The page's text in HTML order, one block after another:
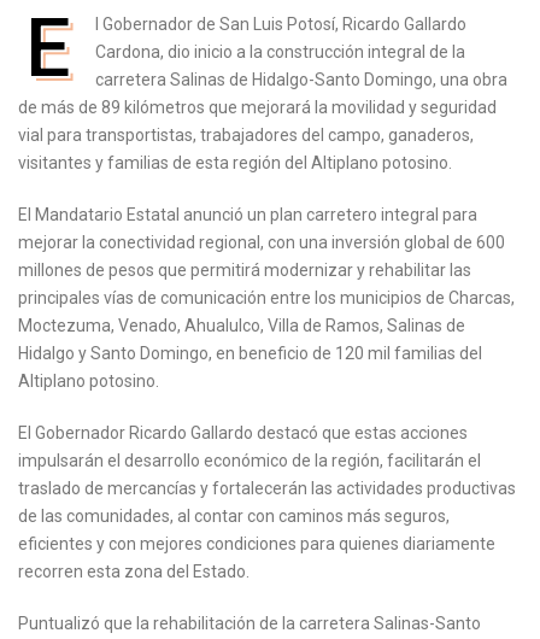
E
l Gobernador de San Luis Potosí, Ricardo Gallardo
Cardona, dio inicio a la construcción integral de la
carretera Salinas de Hidalgo-Santo Domingo, una obra
de más de 89 kilómetros que mejorará la movilidad y seguridad
vial para transportistas, trabajadores del campo, ganaderos,
visitantes y familias de esta región del Altiplano potosino.
El Mandatario Estatal anunció un plan carretero integral para
mejorar la conectividad regional, con una inversión global de 600
millones de pesos que permitirá modernizar y rehabilitar las
principales vías de comunicación entre los municipios de Charcas,
Moctezuma, Venado, Ahualulco, Villa de Ramos, Salinas de
Hidalgo y Santo Domingo, en beneficio de 120 mil familias del
Altiplano potosino.
El Gobernador Ricardo Gallardo destacó que estas acciones
impulsarán el desarrollo económico de la región, facilitarán el
traslado de mercancías y fortalecerán las actividades productivas
de las comunidades, al contar con caminos más seguros,
eficientes y con mejores condiciones para quienes diariamente
recorren esta zona del Estado.
Puntualizó que la rehabilitación de la carretera Salinas-Santo